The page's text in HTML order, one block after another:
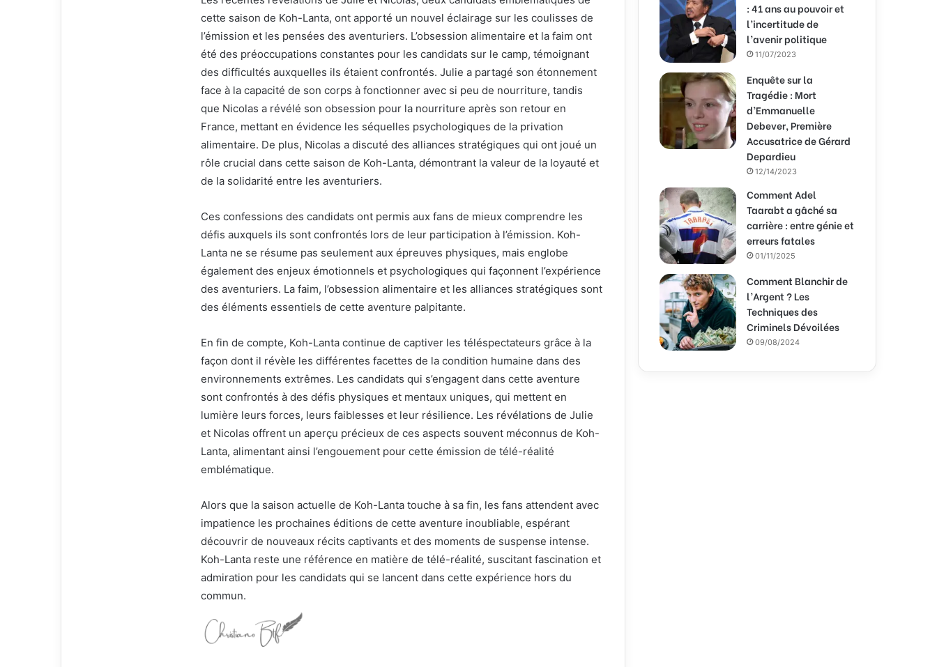
cette saison de Koh-Lanta, ont apporté un nouvel éclairage sur les coulisses de
l’émission et les pensées des aventuriers. L’obsession alimentaire et la faim ont
été des préoccupations constantes pour les candidats sur le camp, témoignant
des difficultés auxquelles ils étaient confrontés. Julie a partagé son étonnement
face à la capacité de son corps à fonctionner avec si peu de nourriture, tandis
que Nicolas a révélé son obsession pour la nourriture après son retour en
France, mettant en évidence les séquelles psychologiques de la privation
alimentaire. De plus, Nicolas a discuté des alliances stratégiques qui ont joué un
rôle crucial dans cette saison de Koh-Lanta, démontrant la valeur de la loyauté et
de la solidarité entre les aventuriers.
Ces confessions des candidats ont permis aux fans de mieux comprendre les
défis auxquels ils sont confrontés lors de leur participation à l’émission. Koh-
Lanta ne se résume pas seulement aux épreuves physiques, mais englobe
également des enjeux émotionnels et psychologiques qui façonnent l’expérience
des aventuriers. La faim, l’obsession alimentaire et les alliances stratégiques sont
des éléments essentiels de cette aventure palpitante.
En fin de compte, Koh-Lanta continue de captiver les téléspectateurs grâce à la
façon dont il révèle les différentes facettes de la condition humaine dans des
environnements extrêmes. Les candidats qui s’engagent dans cette aventure
sont confrontés à des défis physiques et mentaux uniques, qui mettent en
lumière leurs forces, leurs faiblesses et leur résilience. Les révélations de Julie
et Nicolas offrent un aperçu précieux de ces aspects souvent méconnus de Koh-
Lanta, alimentant ainsi l’engouement pour cette émission de télé-réalité
emblématique.
Alors que la saison actuelle de Koh-Lanta touche à sa fin, les fans attendent avec
impatience les prochaines éditions de cette aventure inoubliable, espérant
découvrir de nouveaux récits captivants et des moments de suspense intense.
Koh-Lanta reste une référence en matière de télé-réalité, suscitant fascination et
admiration pour les candidats qui se lancent dans cette expérience hors du
commun.
: 41 ans au pouvoir et
l’incertitude de
l’avenir politique
11/07/2023
Enquête sur la
Tragédie : Mort
d’Emmanuelle
Debever, Première
Accusatrice de Gérard
Depardieu
12/14/2023
Comment Adel
Taarabt a gâché sa
carrière : entre génie et
erreurs fatales
01/11/2025
Comment Blanchir de
l’Argent ? Les
Techniques des
Criminels Dévoilées
09/08/2024